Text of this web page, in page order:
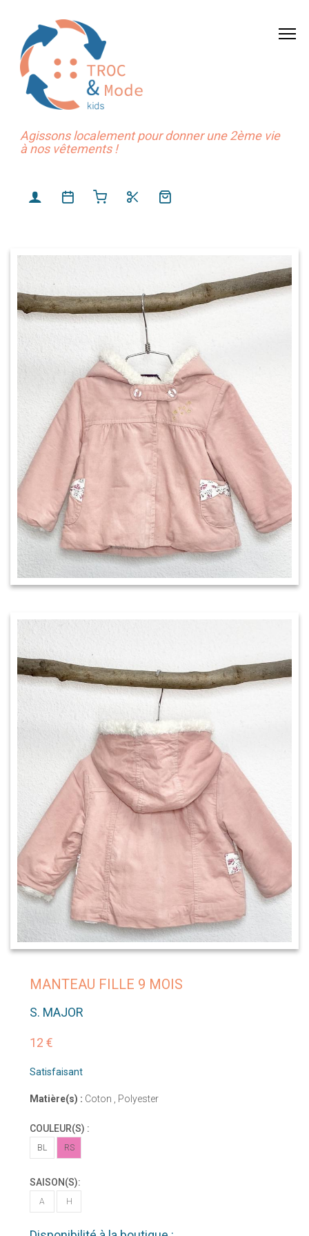
Agissons localement pour donner une 2ème vie
à nos vêtements !
MANTEAU FILLE 9 MOIS
S. MAJOR
12 €
Satisfaisant
Matière(s) : Coton , Polyester
COULEUR(S) :
BL RS
SAISON(S):
A H